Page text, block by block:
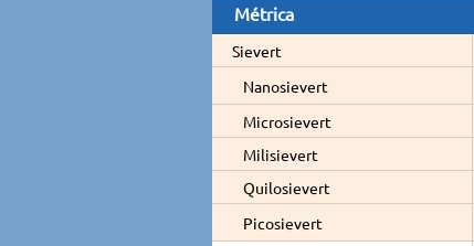
Métrica
Sievert
Nanosievert
Microsievert
Milisievert
Quilosievert
Picosievert